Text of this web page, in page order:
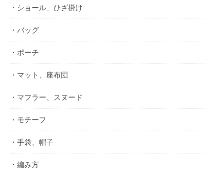
・ショール、ひざ掛け
・バッグ
・ポーチ
・マット、座布団
・マフラー、スヌード
・モチーフ
・手袋、帽子
・編み方